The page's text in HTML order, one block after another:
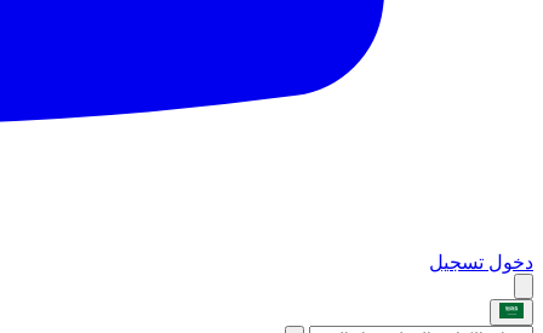
دخول تسجيل